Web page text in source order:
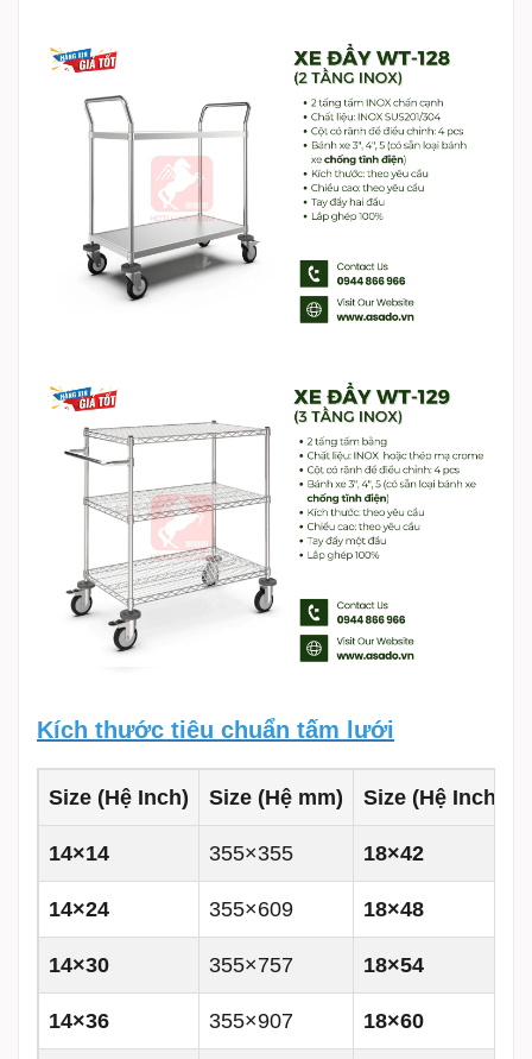
Kích thước tiêu chuẩn tấm lưới
Size (Hệ Inch) Size (Hệ mm) Size (Hệ Inch)
14×14 355×355 18×42
14×24 355×609 18×48
14×30 355×757 18×54
14×36 355×907 18×60